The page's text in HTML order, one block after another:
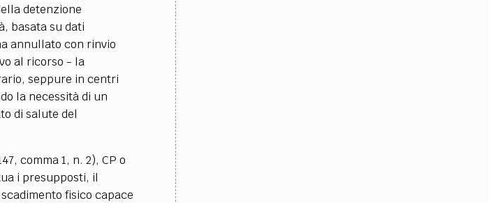
detenzione
basata su dati
annullato con rinvio
al ricorso - la
seppure in centri
la necessità di un
di salute del
comma 1, n. 2), CP o
i presupposti, il
fisico capace